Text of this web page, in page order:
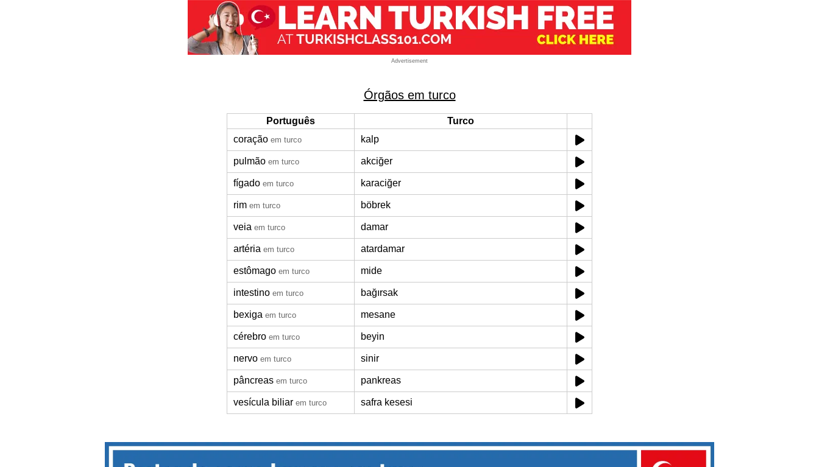
Advertisement
Órgãos em turco
Português
Turco
coração em turco kalp
pulmão em turco akciğer
fígado em turco karaciğer
rim em turco böbrek
veia em turco damar
artéria em turco atardamar
estômago em turco mide
intestino em turco bağırsak
bexiga em turco mesane
cérebro em turco beyin
nervo em turco sinir
pâncreas em turco pankreas
vesícula biliar em turco safra kesesi